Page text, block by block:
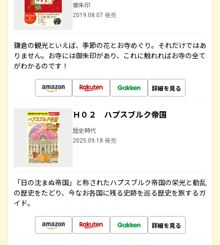
御朱印
2019.08.07 発売
鎌倉の観光といえば、季節の花とお寺めぐり。それだけではあ
りません。お寺には御朱印があり、これに触れればお寺の全て
がわかるのです！
詳細を見る
Ｈ０２ ハプスブルク帝国
歴史時代
2025.09.18 発売
「日の沈まぬ帝国」と称されたハプスブルク帝国の栄光と動乱
の歴史をたどり、今なお各国に残る史跡を巡る歴史を旅するガ
イド。
詳細を見る